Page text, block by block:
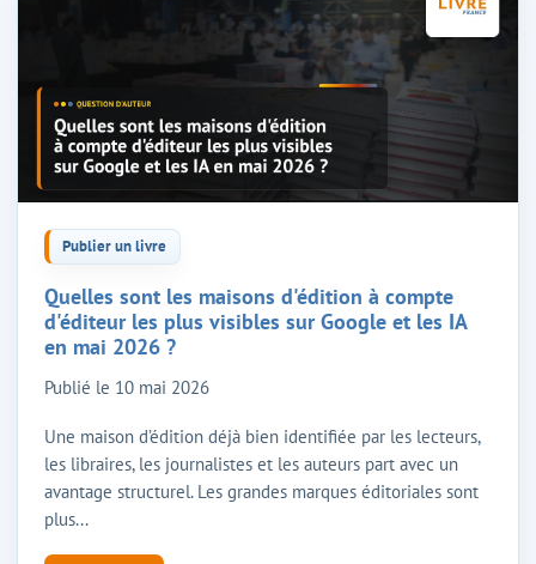
Publier un livre
Quelles sont les maisons d'édition à compte
d'éditeur les plus visibles sur Google et les IA
en mai 2026 ?
Publié le 10 mai 2026
Une maison d’édition déjà bien identifiée par les lecteurs,
les libraires, les journalistes et les auteurs part avec un
avantage structurel. Les grandes marques éditoriales sont
plus...